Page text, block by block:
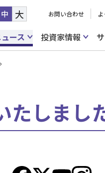
中 大 お問い合わせ
ース 投資家情報
しました